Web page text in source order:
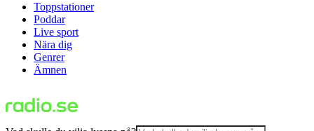
Toppstationer
Poddar
Live sport
Nära dig
Genrer
Ämnen